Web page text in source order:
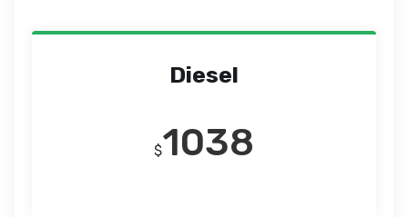
Diesel
$1038